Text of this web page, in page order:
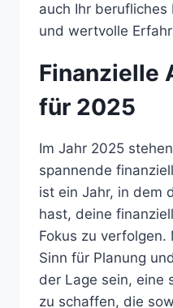
auch Ihr
und wertvolle
Finanzielle
für 2025
Im Jahr 2025
spannende
ist ein Jahr, in dem
hast, deine
Fokus zu
Sinn für Planung
der Lage sein, eine
zu schaffen, die